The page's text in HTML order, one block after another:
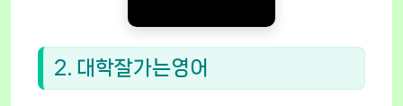
2. 대학잘가는영어